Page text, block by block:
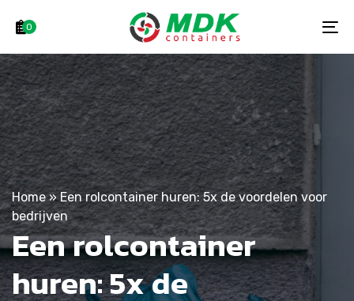
links
navigation
Skip
to
content
0
Home»Een rolcontainer huren: 5x de voordelen voor
bedrijven
Een rolcontainer
huren: 5x de